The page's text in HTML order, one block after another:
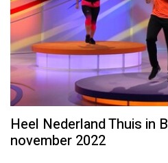
Heel Nederland Thuis in
november 2022